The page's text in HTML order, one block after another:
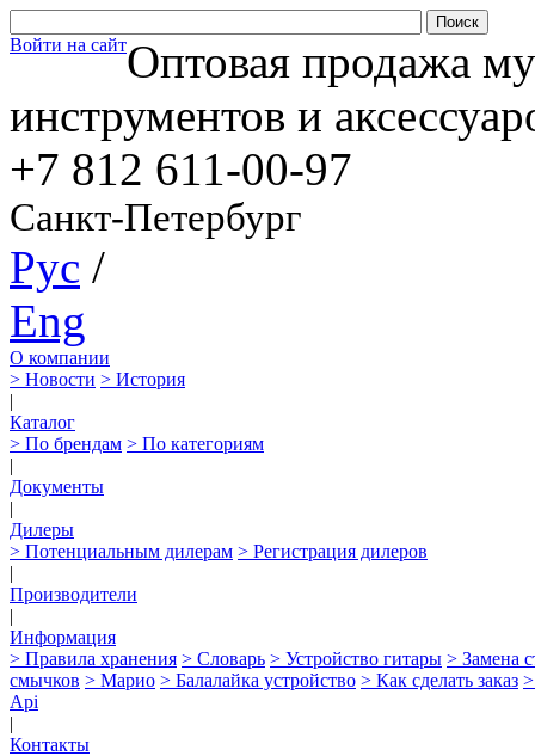
Войти на сайтОптовая продажа
инструментов и
+7 812 611-00-97
Санкт-Петербург
Рус /
Eng
О компании
> Новости > История
|
Каталог
> По брендам > По категориям
|
Документы
|
Дилеры
> Потенциальным дилерам > Регистрация дилеров
|
Производители
|
Информация
> Правила хранения > Словарь > Устройство гитары > Замена
смычков > Марио > Балалайка устройство > Как сделать заказ
Api
|
Контакты